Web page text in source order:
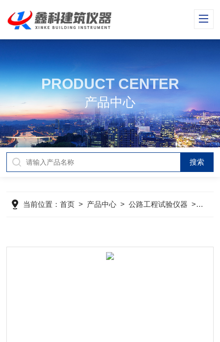
PRODUCT CENTER
产品中心
当前位置：首页 > 产品中心 >公路工程试验仪器 > 公路